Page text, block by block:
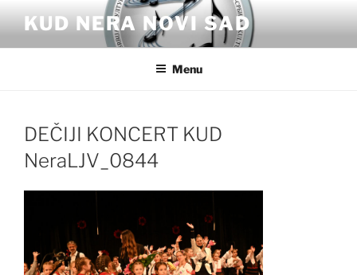
content
KUD NERA NOVI SAD
Menu
DEČIJI KONCERT KUD
NeraLJV_0844